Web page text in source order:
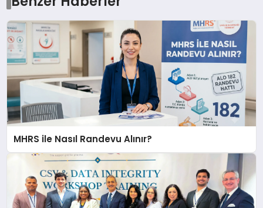
MHRS ile Nasıl Randevu Alınır?